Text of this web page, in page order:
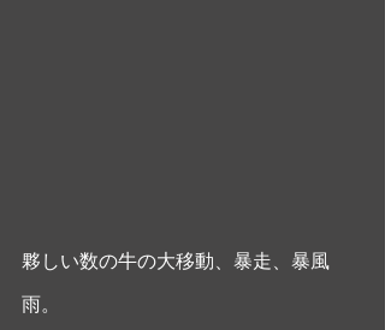
夥しい数の牛の大移動、暴走、暴風
雨。